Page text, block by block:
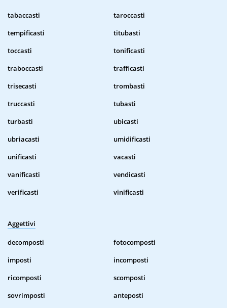
tabaccasti
taroccasti
tempificasti
titubasti
toccasti
tonificasti
traboccasti
trafficasti
trisecasti
trombasti
truccasti
tubasti
turbasti
ubicasti
ubriacasti
umidificasti
unificasti
vacasti
vanificasti
vendicasti
verificasti
vinificasti
Aggettivi
decomposti
fotocomposti
imposti
incomposti
ricomposti
scomposti
sovrimposti
anteposti